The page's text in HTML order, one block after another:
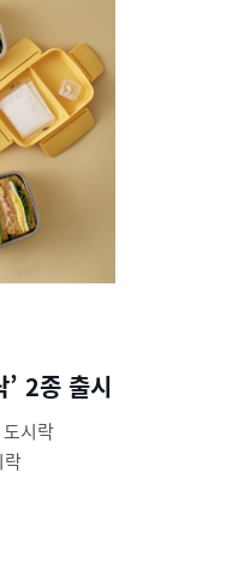
2종 출시
시락
락